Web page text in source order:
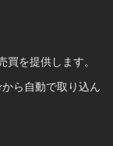
を提供します。
ら自動で取り込ん